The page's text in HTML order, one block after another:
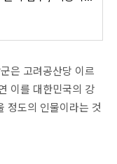
은 고려공산당 이르
이를 대한민국의 강
정도의 인물이라는 것